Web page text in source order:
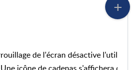
de l'écran désactive